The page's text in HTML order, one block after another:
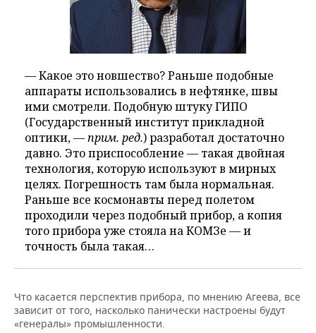
— Какое это новшество? Раньше подобные
аппараты использовались в нефтянке, швы
ими смотрели. Подобную штуку ГИПО
(Государственный институт прикладной
оптики, —прим. ред.) разработал достаточно
давно. Это приспособление — такая двойная
технология, которую используют в мирных
целях. Погрешность там была нормальная.
Раньше все космонавты перед полетом
проходили через подобный прибор, а копия
того прибора уже стояла на КОМЗе — и
точность была такая…
Что касается перспектив прибора, по мнению Агеева, все
зависит от того, насколько панически настроены будут
«генералы» промышленности.